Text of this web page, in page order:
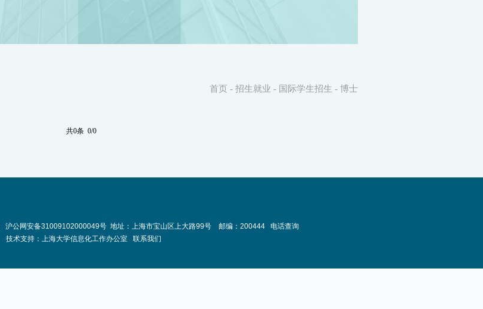
首页 - 招生就业 - 国际学生招生 - 博士
共0条 0/0
沪公网安备31009102000049号地址：上海市宝山区上大路99号 邮编：200444 电话查询
技术支持： 上海大学信息化工作办公室 联系我们